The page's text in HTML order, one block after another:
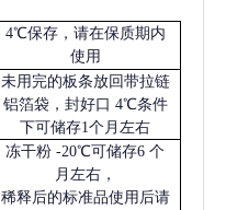
4℃保存，请在保质期内
使用
未用完的板条放回带拉链
铝箔袋，封好口 4℃条件
下可储存1个月左右
冻干粉 -20℃可储存6 个
月左右，
稀释后的标准品使用后请